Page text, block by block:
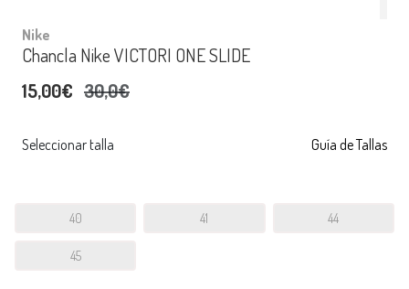
Nike
Chancla Nike VICTORI ONE SLIDE
15,00€ 30,0€
Seleccionar talla Guía de Tallas
40 41 44
45